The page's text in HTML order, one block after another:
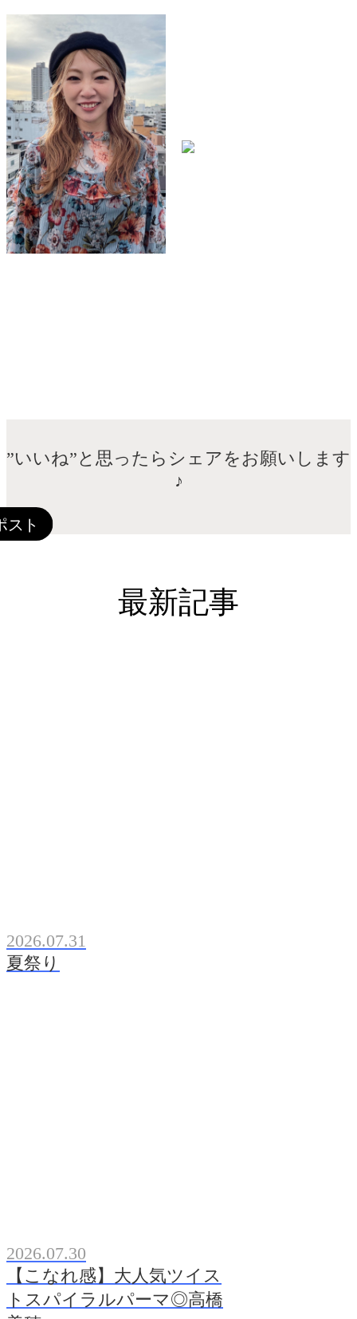
”いいね”と思ったらシェアをお願いします
♪
最新記事
2026.07.31
夏祭り
2026.07.30
【こなれ感】大人気ツイス
トスパイラルパーマ◎高橋